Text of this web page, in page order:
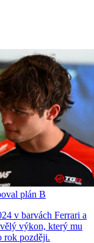
plán B
v barvách Ferrari a
výkon, který mu
rok později.